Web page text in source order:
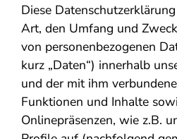
Diese
Art, den Umfang und
von personenbezogenen
kurz „Daten“) innerhalb
und der mit ihm
Funktionen und Inhalte
Onlinepräsenzen, wie z.B.